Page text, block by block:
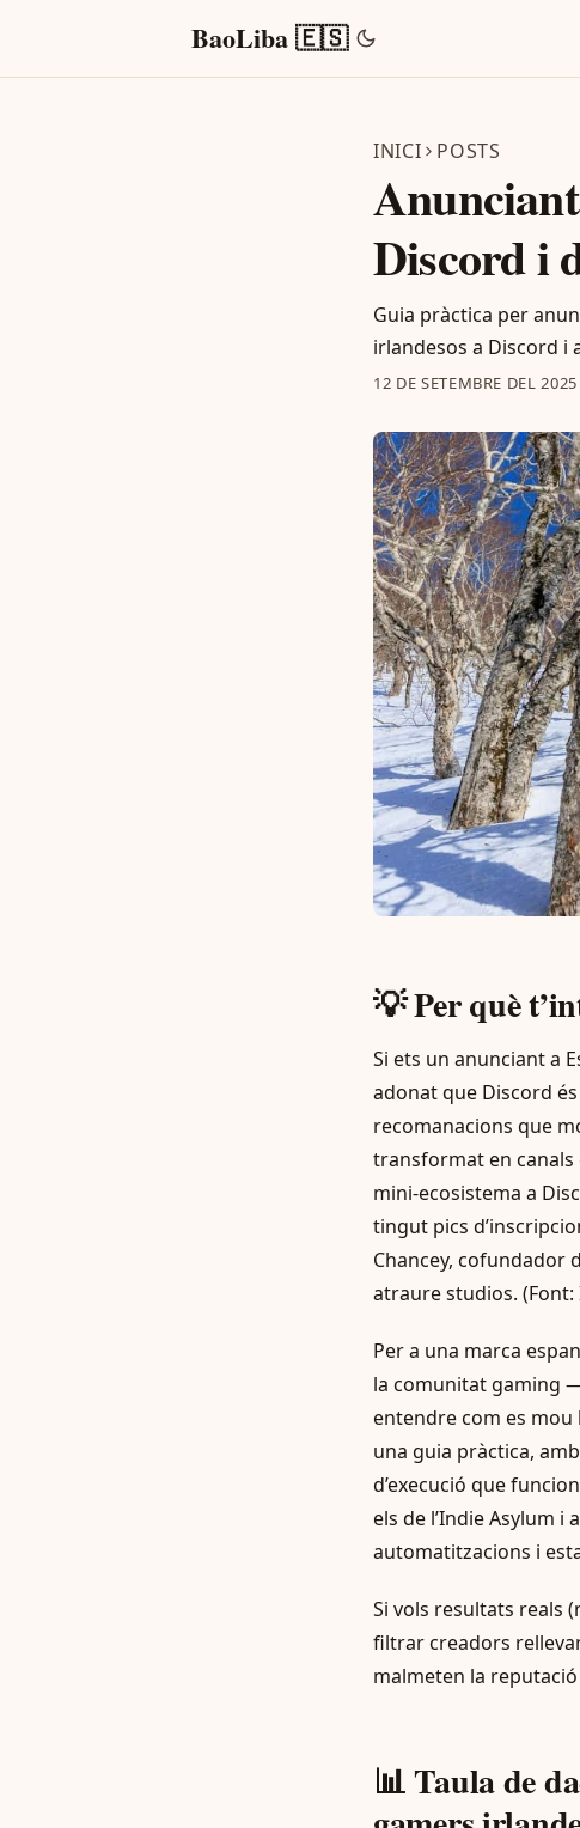
BaoLiba 🇪🇸
INICI POSTS
Discord i
Guia pràctica per
irlandesos a Discord i
12 DE SETEMBRE DEL 2025
💡 Per què
Si ets un anunciant a
adonat que Discord
recomanacions que
transformat en canals
mini-ecosistema a
tingut pics
Chancey, cofundador
atraure studios. (Font:
Per a una marca
la comunitat gaming
entendre com es mou
una guia pràctica,
d’execució que
els de l’Indie Asylum
automatitzacions i
Si vols resultats reals
filtrar creadors
malmeten la
📊 Taula de